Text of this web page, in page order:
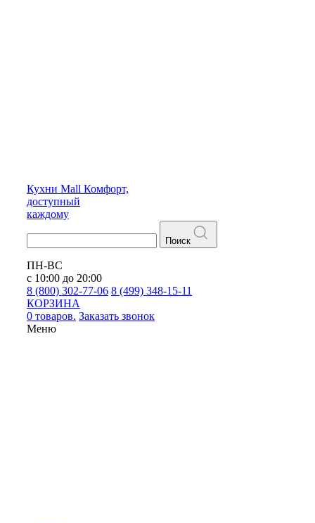
Кухни Mall Комфорт,
доступный
каждому
Поиск
ПН-ВС
с 10:00 до 20:00
8 (800) 302-77-06 8 (499) 348-15-11
КОРЗИНА
0 товаров. Заказать звонок
Меню